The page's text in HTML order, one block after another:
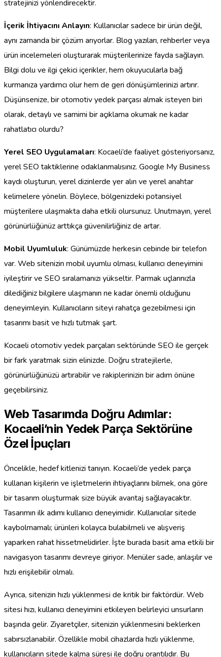
stratejinizi yönlendirecektir.
İçerik İhtiyacını Anlayın: Kullanıcılar sadece bir ürün değil,
aynı zamanda bir çözüm arıyorlar. Blog yazıları, rehberler veya
ürün incelemeleri oluşturarak müşterilerinize fayda sağlayın.
Bilgi dolu ve ilgi çekici içerikler, hem okuyucularla bağ
kurmanıza yardımcı olur hem de geri dönüşümlerinizi artırır.
Düşünsenize, bir otomotiv yedek parçası almak isteyen biri
olarak, detaylı ve samimi bir açıklama okumak ne kadar
rahatlatıcı olurdu?
Yerel SEO Uygulamaları: Kocaeli’de faaliyet gösteriyorsanız,
yerel SEO taktiklerine odaklanmalısınız. Google My Business
kaydı oluşturun, yerel dizinlerde yer alın ve yerel anahtar
kelimelere yönelin. Böylece, bölgenizdeki potansiyel
müşterilere ulaşmakta daha etkili olursunuz. Unutmayın, yerel
görünürlüğünüz arttıkça güvenilirliğiniz de artar.
Mobil Uyumluluk: Günümüzde herkesin cebinde bir telefon
var. Web sitenizin mobil uyumlu olması, kullanıcı deneyimini
iyileştirir ve SEO sıralamanızı yükseltir. Parmak uçlarınızla
dilediğiniz bilgilere ulaşmanın ne kadar önemli olduğunu
deneyimleyin. Kullanıcıların siteyi rahatça gezebilmesi için
tasarımı basit ve hızlı tutmak şart.
Kocaeli otomotiv yedek parçaları sektöründe SEO ile gerçek
bir fark yaratmak sizin elinizde. Doğru stratejilerle,
görünürlüğünüzü artırabilir ve rakiplerinizin bir adım önüne
geçebilirsiniz.
Web Tasarımda Doğru Adımlar:
Kocaeli’nin Yedek Parça Sektörüne
Özel İpuçları
Öncelikle, hedef kitlenizi tanıyın. Kocaeli’de yedek parça
kullanan kişilerin ve işletmelerin ihtiyaçlarını bilmek, ona göre
bir tasarım oluşturmak size büyük avantaj sağlayacaktır.
Tasarımın ilk adımı kullanıcı deneyimidir. Kullanıcılar sitede
kaybolmamalı; ürünleri kolayca bulabilmeli ve alışveriş
yaparken rahat hissetmelidirler. İşte burada basit ama etkili bir
navigasyon tasarımı devreye giriyor. Menüler sade, anlaşılır ve
hızlı erişilebilir olmalı.
Ayrıca, sitenizin hızlı yüklenmesi de kritik bir faktördür. Web
sitesi hızı, kullanıcı deneyimini etkileyen belirleyici unsurların
başında gelir. Ziyaretçiler, sitenizin yüklenmesini beklerken
sabırsızlanabilir. Özellikle mobil cihazlarda hızlı yüklenme,
kullanıcıların sitede kalma süresi ile doğru orantılıdır. Bu